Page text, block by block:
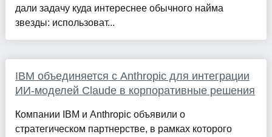
дали задачу куда интереснее обычного найма
звезды: использоват...
IBM объединяется с Anthropic для интеграции
ИИ-моделей Claude в корпоративные решения
Компании IBM и Anthropic объявили о
стратегическом партнерстве, в рамках которого